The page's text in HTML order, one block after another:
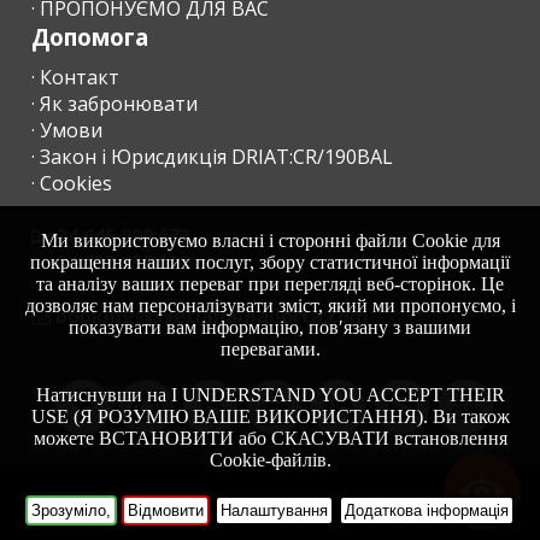
Пляж Кала
Марсал (км):
Відстань до
ресторанів (м):
Місто Алкудія
(км):
(км):
Залізнична
станція Plaça de
l′Estació,
Манакор (км):
Залізнична
станція в Пальмі
- проміжна
станція (км):
Автобусна
зупинка (км):
- За кілька днів до вашого прибуття, ви повинні зв′язатися з
агентством, повідомити час прибуття і організувати прийом
об′єкту та отримання ключів.
- Після того, як ви приїдете в пункт призначення, зв′яжіться з
нами по телефону, будь ласка, для того, щоб ми прибули
безпосередньо завчас до організованого нами місця зустрічі.
- За тиждень до заїзду адміністрація зв′яжеться з вами, щоб
повідомити про час і місце отримання ключів.
ПРИБУТТЯ У НЕРОБОЧИЙ ЧАС
a) Ключі будуть залишені в коробці з кодом. Сума, що
залишилася повинна бути виплачена наступного дня в
приймальному агентстві;
прибуття в неробочий час з агентством.
· ПРОПОНУЄМО ДЛЯ ВАС
Допомога
· Контакт
· Як забронювати
· Умови
· Закон і Юрисдикція DRIAT:CR/190BAL
· Cookies
+34 645 899 673
+34 638 455 158
moc.acrollamanaltevs@gnikoob
- HOME
Ми використовуємо власні і сторонні файли Cookie для
покращення наших послуг, збору статистичної інформації
та аналізу ваших переваг при перегляді веб-сторінок. Це
дозволяє нам персоналізувати зміст, який ми пропонуємо, і
показувати вам інформацію, пов′язану з вашими
перевагами.
Натиснувши на I UNDERSTAND YOU ACCEPT THEIR
USE (Я РОЗУМІЮ ВАШЕ ВИКОРИСТАННЯ). Ви також
можете ВСТАНОВИТИ або СКАСУВАТИ встановлення
Cookie-файлів.
Зрозуміло, Відмовити Налаштування Додаткова інформація